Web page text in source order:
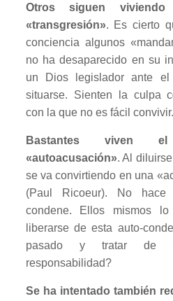
Otros siguen
«transgresión». Es cierto
conciencia algunos
no ha desaparecido en su
un Dios legislador ante
situarse. Sienten la culpa
con la que no es fácil convivir.
Bastantes viven
«autoacusación». Al
se va convirtiendo en una
(Paul Ricoeur). No
condene. Ellos mismos
liberarse de esta auto-
pasado y tratar de
responsabilidad?
Se ha intentado también